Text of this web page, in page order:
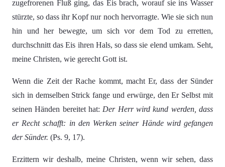
zugefrorenen Fluß ging, das Eis brach, worauf sie ins Wasser
stürzte, so dass ihr Kopf nur noch hervorragte. Wie sie sich nun
hin und her bewegte, um sich vor dem Tod zu erretten,
durchschnitt das Eis ihren Hals, so dass sie elend umkam. Seht,
meine Christen, wie gerecht Gott ist.
Wenn die Zeit der Rache kommt, macht Er, dass der Sünder
sich in demselben Strick fange und erwürge, den Er Selbst mit
seinen Händen bereitet hat: Der Herr wird kund werden, dass
er Recht schafft: in den Werken seiner Hände wird gefangen
der Sünder. (Ps. 9, 17).
Erzittern wir deshalb, meine Christen, wenn wir sehen, dass